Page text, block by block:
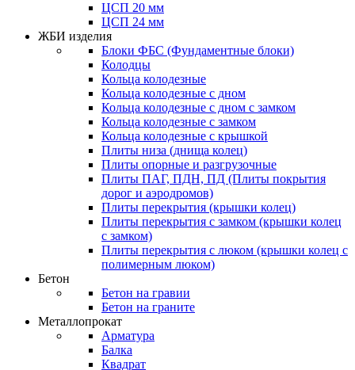
ЦСП 20 мм
ЦСП 24 мм
ЖБИ изделия
Блоки ФБС (Фундаментные блоки)
Колодцы
Кольца колодезные
Кольца колодезные с дном
Кольца колодезные с дном с замком
Кольца колодезные с замком
Кольца колодезные с крышкой
Плиты низа (днища колец)
Плиты опорные и разгрузочные
Плиты ПАГ, ПДН, ПД (Плиты покрытия
дорог и аэродромов)
Плиты перекрытия (крышки колец)
Плиты перекрытия с замком (крышки колец
с замком)
Плиты перекрытия с люком (крышки колец с
полимерным люком)
Бетон
Бетон на гравии
Бетон на граните
Металлопрокат
Арматура
Балка
Квадрат